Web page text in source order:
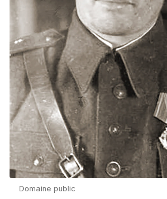
Domaine public